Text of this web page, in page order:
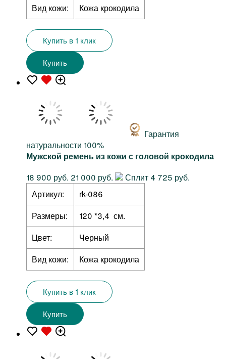
Вид кожи:
Кожа крокодила
Купить в 1 клик
Купить
Гарантия
натуральности 100%
Мужской ремень из кожи с головой крокодила
18 900 руб. 21 000 руб.
Сплит 4 725 руб.
Артикул:
rk-086
Размеры:
120 *3,4 см.
Цвет:
Черный
Вид кожи:
Кожа крокодила
Купить в 1 клик
Купить